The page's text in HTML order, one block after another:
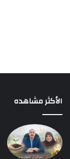
الأكثر مشاهده